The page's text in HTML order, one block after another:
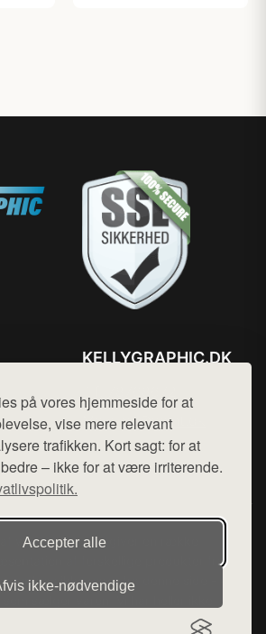
på vores hjemmeside for at
vise mere relevant
trafikken. Kort sagt: for at
– ikke for at være irriterende.
Accepter alle
ikke‑nødvendige
KELLYGRAPHIC.DK
Mail: hej@want.dk
Cookie- og privatlivspolitik
af want.dk, der udgiver en række
af forskellige produkter fra
sælges ikke varer fra denne side - vi